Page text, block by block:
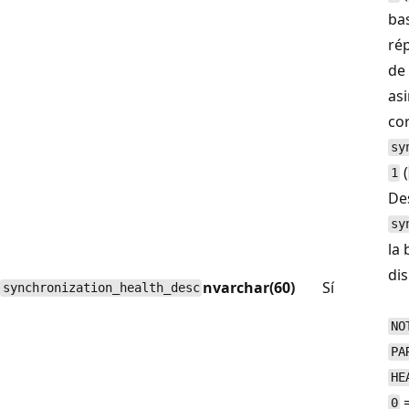
1 (
synchronization_health_desc nvarchar(60) Sí
la
0